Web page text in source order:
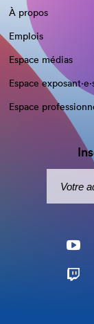
À propos
Emplois
Espace médias
Espace
Espace